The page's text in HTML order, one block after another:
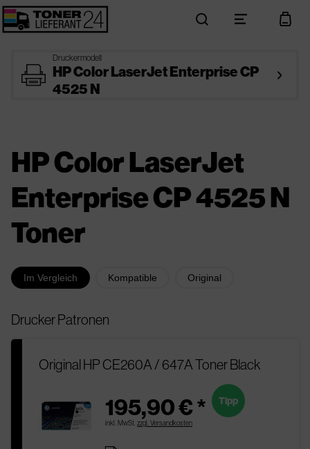
search menu cart
printer
Druckermodell
HP Color LaserJet Enterprise CP
4525 N
arrow_right
HP Color LaserJet
Enterprise CP 4525 N
Toner
Im Vergleich Kompatible Original
Drucker Patronen
Original HP CE260A / 647A Toner Black
195,90 € *
inkl. MwSt. zzgl. Versandkosten
Tipp